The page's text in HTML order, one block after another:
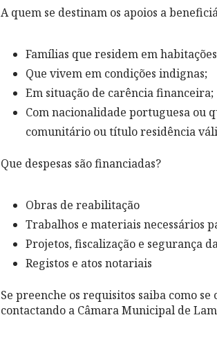
A quem se destinam os apoios a
Famílias que residem em
Que vivem em condições indignas;
Em situação de carência financeira;
Com nacionalidade portuguesa ou
comunitário ou título residência
Que despesas são financiadas?
Obras de reabilitação
Trabalhos e materiais necessários
Projetos, fiscalização e segurança
Registos e atos notariais
Se preenche os requisitos saiba como
contactando a Câmara Municipal de